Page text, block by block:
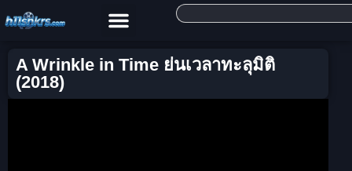
A Wrinkle in Time ย่นเวลาทะลุมิติ
(2018)